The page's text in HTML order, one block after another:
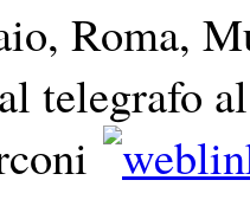
Roma,
telegrafo